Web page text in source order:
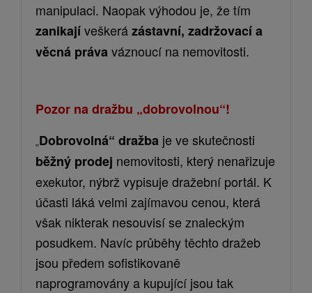
manipulaci. Naopak výhodou je, že tím
zanikajíveškerázástavní, zadržovací a
věcná právaváznoucí na nemovitosti.
Pozor na dražbu „dobrovolnou“!
Dobrovolná“ dražba je ve skutečnosti
běžný prodej nemovitosti, který nenařizuje
exekutor, nýbrž vypisujedražební portál. K
účasti lákávelmi zajímavou cenou, která
však nikterak nesouvisí se znaleckým
posudkem. Navíc průběhy těchto dražeb
jsou předem sofistikovaně
naprogramovány a kupující jsou tak